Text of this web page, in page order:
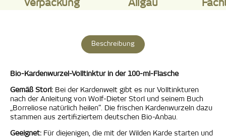
Verpackung Allgäu
Beschreibung
Bio-Kardenwurzel-Volltinktur in der 100-ml-Flasche
Gemäß Storl: Bei der Kardenwelt gibt es nur Volltinkturen
nach der Anleitung von Wolf-Dieter Storl und seinem Buch
„Borreliose natürlich heilen“. Die frischen Kardenwurzeln dazu
stammen aus zertifiziertem deutschen Bio-Anbau.
Geeignet: Für diejenigen, die mit der Wilden Karde starten und